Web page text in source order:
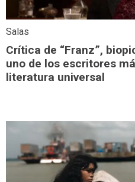
Salas
Crítica de “Franz”,
uno de los escritores
literatura universal